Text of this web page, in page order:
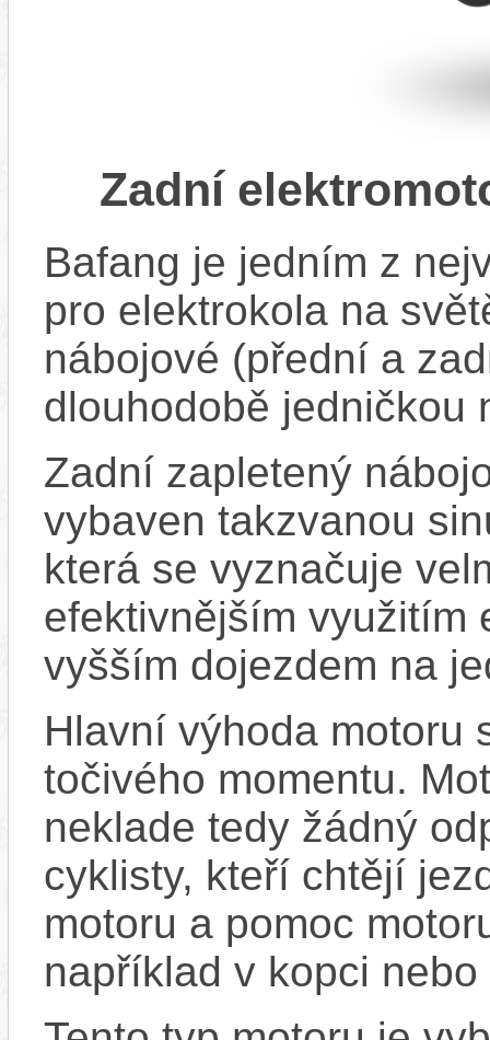
Zadní
Bafang je jedním z
pro elektrokola na
nábojové (přední a
dlouhodobě jedničkou
Zadní zapletený
vybaven takzvanou
která se vyznačuje
efektivnějším využitím
vyšším dojezdem na
Hlavní výhoda motoru
točivého momentu.
neklade tedy žádný
cyklisty, kteří chtějí
motoru a pomoc
například v kopci